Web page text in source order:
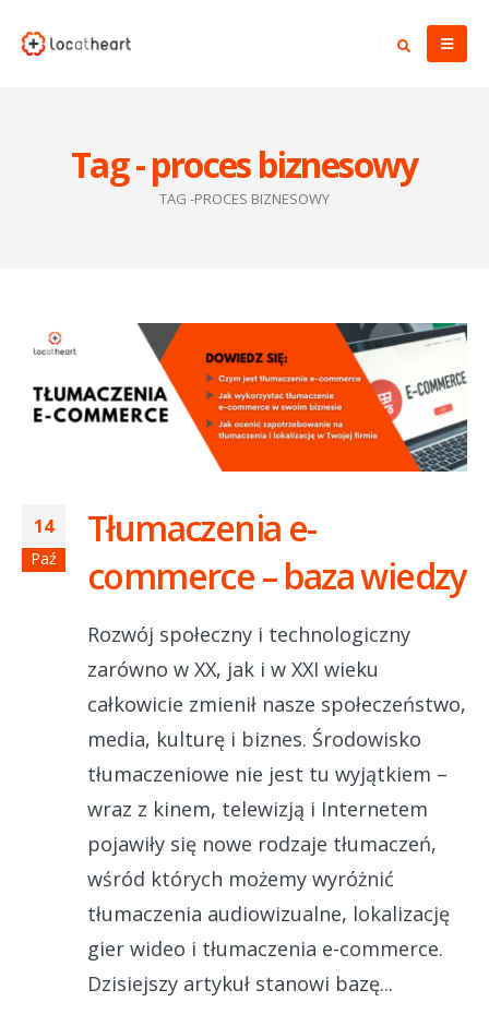
Tag - proces biznesowy
TAG -PROCES BIZNESOWY
14
Paź
Tłumaczenia e-
commerce – baza wiedzy
Rozwój społeczny i technologiczny
zarówno w XX, jak i w XXI wieku
całkowicie zmienił nasze społeczeństwo,
media, kulturę i biznes. Środowisko
tłumaczeniowe nie jest tu wyjątkiem –
wraz z kinem, telewizją i Internetem
pojawiły się nowe rodzaje tłumaczeń,
wśród których możemy wyróżnić
tłumaczenia audiowizualne, lokalizację
gier wideo i tłumaczenia e-commerce.
Dzisiejszy artykuł stanowi bazę...